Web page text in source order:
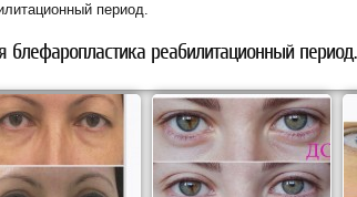
период.
блефаропластика реабилитационный период.